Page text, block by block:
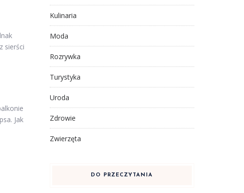
sierści
Jak
Kulinaria
Moda
Rozrywka
Turystyka
Uroda
Zdrowie
Zwierzęta
DO PRZECZYTANIA